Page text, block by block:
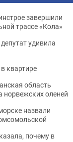
завершили
трассе «Кола»
удивила
квартире
область
норвежских оленей
назвали
почему в